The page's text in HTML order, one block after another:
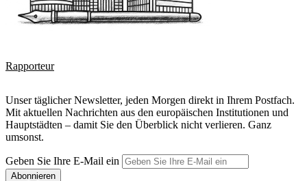
Rapporteur
Unser täglicher Newsletter, jeden Morgen direkt in Ihrem Postfach.
Mit aktuellen Nachrichten aus den europäischen Institutionen und
Hauptstädten – damit Sie den Überblick nicht verlieren. Ganz
umsonst.
Geben Sie Ihre E-Mail ein
Abonnieren